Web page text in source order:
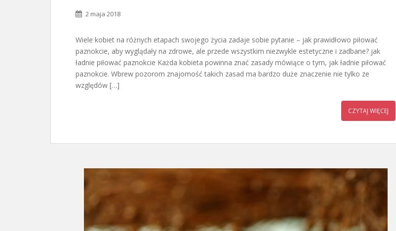
2 maja 2018
Wiele kobiet na różnych etapach swojego życia zadaje sobie pytanie – jak prawidłowo piłować
paznokcie, aby wyglądały na zdrowe, ale przede wszystkim niezwykle estetyczne i zadbane? jak
ładnie piłować paznokcie Każda kobieta powinna znać zasady mówiące o tym, jak ładnie piłować
paznokcie. Wbrew pozorom znajomość takich zasad ma bardzo duże znaczenie nie tylko ze
względów […]
CZYTAJ WIĘCEJ